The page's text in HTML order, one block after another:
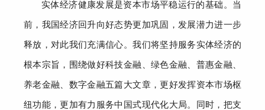
实体经济健康发展是资本市场平稳运行的基础 。当
前，我国经济回升向好态势更加巩固，发展潜力进一步
释放，对此我们充满信心。我们将坚持服务实体经济的
根本宗旨， 围绕做好科技金融、绿色金融、普惠金融、
养老金融、数字金融五篇大文章，更好发挥资本市场枢
纽功能，更加有力服务中国式现代化大局。 同时，把支